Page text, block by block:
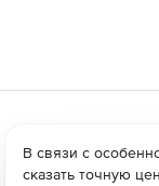
В связи с
сказать точную